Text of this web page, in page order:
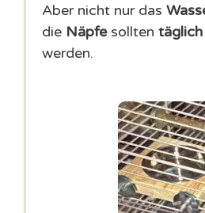
Aber nicht nur das
die Näpfe sollten
werden.